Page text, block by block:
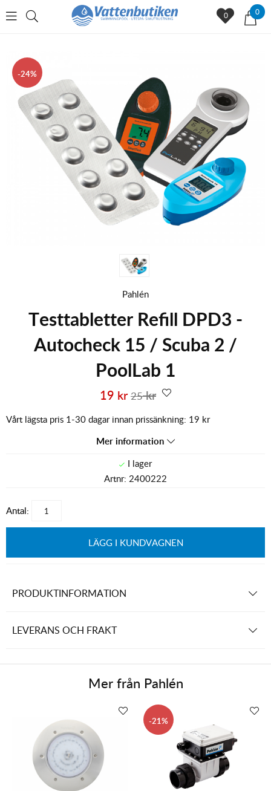
0
0
24
Pahlén
Testtabletter Refill DPD3 -
Autocheck 15 / Scuba 2 /
PoolLab 1
25kr
19 kr
Vårt lägsta pris 1-30 dagar innan prissänkning: 19 kr
Mer information
Artnr: 2400222
Antal:
LÄGG I KUNDVAGNEN
PRODUKTINFORMATION
LEVERANS OCH FRAKT
Mer från Pahlén
21